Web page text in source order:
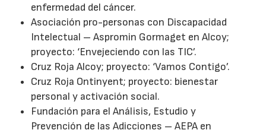
enfermedad del cáncer.
Asociación pro-personas con Discapacidad
Intelectual – Aspromin Gormaget en Alcoy;
proyecto: ‘Envejeciendo con las TIC’.
Cruz Roja Alcoy; proyecto: ‘Vamos Contigo’.
Cruz Roja Ontinyent; proyecto: bienestar
personal y activación social.
Fundación para el Análisis, Estudio y
Prevención de las Adicciones – AEPA en